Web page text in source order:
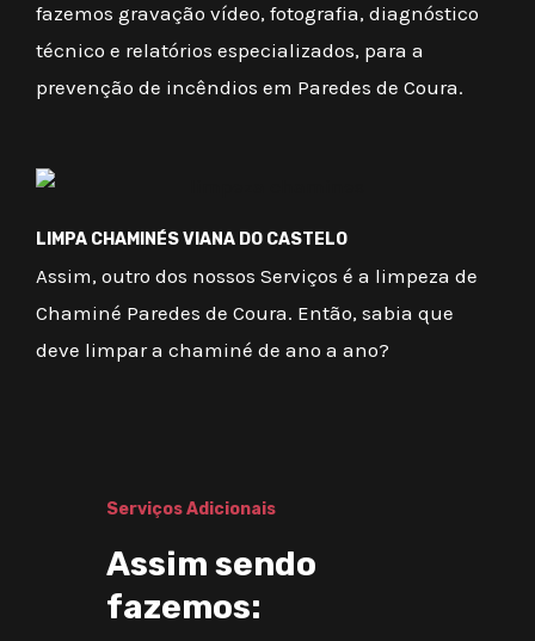
fazemos gravação vídeo, fotografia, diagnóstico
técnico e relatórios especializados, para a
prevenção de incêndios em Paredes de Coura.
LIMPA CHAMINÉS VIANA DO CASTELO
Assim, outro dos nossos Serviços é a limpeza de
Chaminé Paredes de Coura. Então, sabia que
deve limpar a chaminé de ano a ano?
Serviços Adicionais
Assim sendo
fazemos: